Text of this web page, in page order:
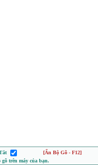
[Ẩn Bộ Gõ - F12]
trên máy của bạn.